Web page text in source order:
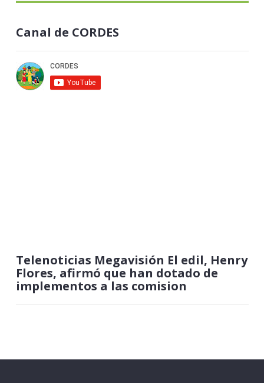
Canal de CORDES
Telenoticias Megavisión El edil, Henry
Flores, afirmó que han dotado de
implementos a las comision